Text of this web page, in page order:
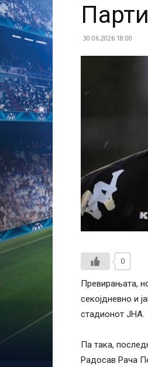
30.06.2026 18:00
0
Превирањата,
секојдневно и
стадионот ЈНА.
Па така,
Радосав Рача